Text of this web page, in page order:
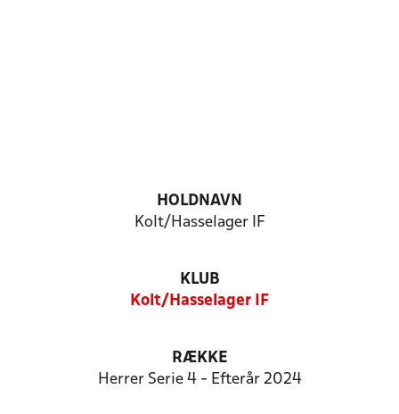
HOLDNAVN
Kolt/Hasselager IF
KLUB
Kolt/Hasselager IF
RÆKKE
Herrer Serie 4 - Efterår 2024